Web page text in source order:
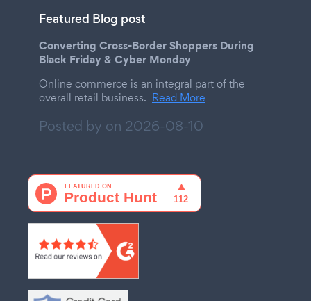
Featured Blog post
Converting Cross-Border Shoppers During
Black Friday & Cyber Monday
Online commerce is an integral part of the
overall retail business. Read More
Posted by on 2026-08-10